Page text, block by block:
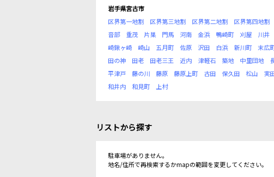
岩手県宮古市
区界第一地割
区界第三地割 区界第二地割 区界第四地割
音部
重茂 片巣 門馬 河南 金浜 鴨崎町 刈屋 川井
崎鍬ヶ崎
崎山 五月町 佐原 沢田 白浜 新川町 末広
田の神
田老 田老三王 近内 津軽石 築地 中里団地
平津戸
藤の川 藤原 藤原上町 古田 保久田 松山 実
和井内
和見町 上村
リストから探す
駐車場がありません。
地名/住所で再検索するかmapの範囲を変更してください。